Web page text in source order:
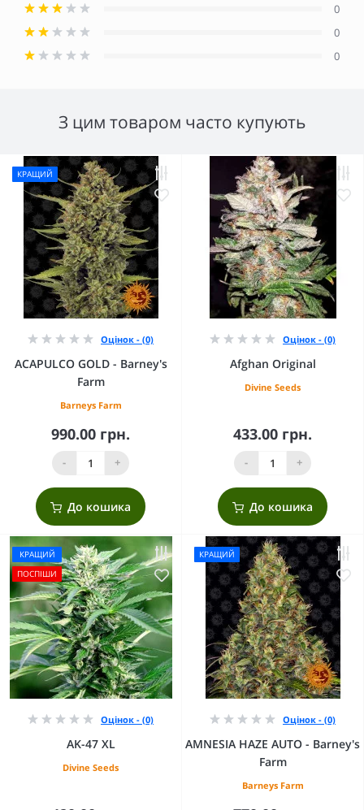
0
0
0
З цим товаром часто купують
КРАЩИЙ
Оцінок - (0)
ACAPULCO GOLD - Barney's
Farm
Barneys Farm
990.00 грн.
- +
До кошика
Оцінок - (0)
Afghan Original
Divine Seeds
433.00 грн.
- +
До кошика
КРАЩИЙ
ПОСПІШИ
Оцінок - (0)
AK-47 XL
Divine Seeds
КРАЩИЙ
Оцінок - (0)
AMNESIA HAZE AUTO - Barney's
Farm
Barneys Farm